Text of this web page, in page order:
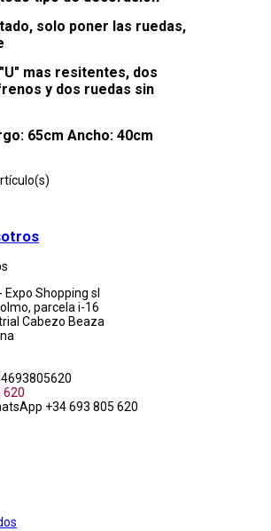
solo poner las ruedas,
mas resitentes, dos
y dos ruedas sin
65cm Ancho: 40cm
Shopping sl
parcela i-16
Cabezo Beaza
620
+34 693 805 620